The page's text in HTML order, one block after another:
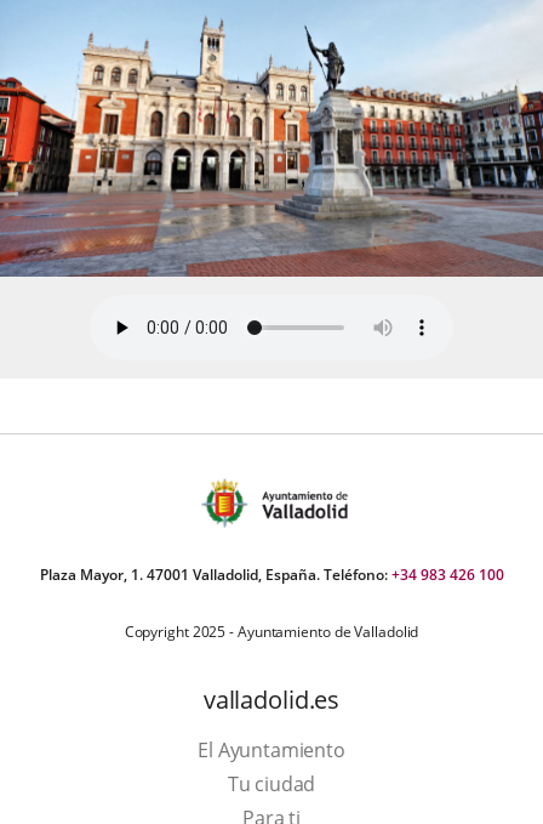
Plaza Mayor, 1. 47001 Valladolid, España. Teléfono:+34 983 426 100
Copyright 2025 - Ayuntamiento de Valladolid
valladolid.es
El Ayuntamiento
Tu ciudad
Para ti